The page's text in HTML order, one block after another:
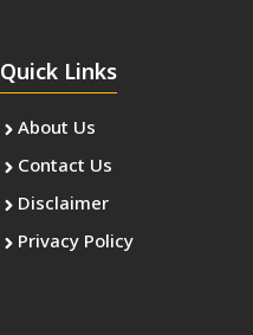
Quick Links
About Us
Contact Us
Disclaimer
Privacy Policy